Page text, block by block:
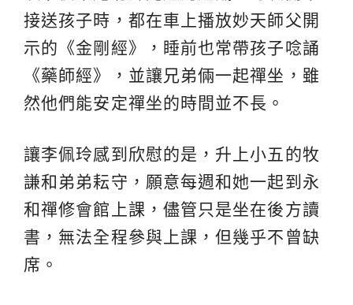
接送孩子時，都在車上播放妙天師父開
示的《金剛經》，睡前也常帶孩子唸誦
《藥師經》，並讓兄弟倆一起禪坐，雖
然他們能安定禪坐的時間並不長。
讓李佩玲感到欣慰的是，升上小五的牧
謙和弟弟耘守，願意每週和她一起到永
和禪修會館上課，儘管只是坐在後方讀
書，無法全程參與上課，但幾乎不曾缺
席。